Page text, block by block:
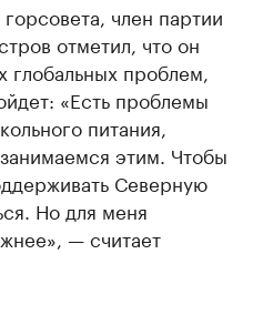
член партии
отметил, что он
глобальных проблем,
«Есть проблемы
питания,
этим. Чтобы
Северную
Но для меня
— считает